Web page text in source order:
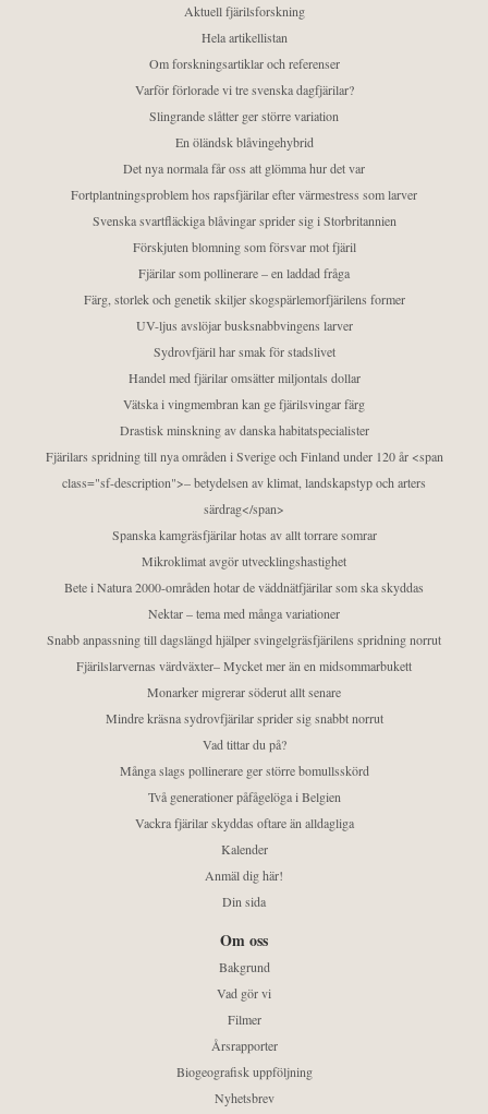
Aktuell fjärilsforskning
Hela artikellistan
Om forskningsartiklar och referenser
Varför förlorade vi tre svenska dagfjärilar?
Slingrande slåtter ger större variation
En öländsk blåvingehybrid
Det nya normala får oss att glömma hur det var
Fortplantningsproblem hos rapsfjärilar efter värmestress som larver
Svenska svartfläckiga blåvingar sprider sig i Storbritannien
Förskjuten blomning som försvar mot fjäril
Fjärilar som pollinerare – en laddad fråga
Färg, storlek och genetik skiljer skogspärlemorfjärilens former
UV-ljus avslöjar busksnabbvingens larver
Sydrovfjäril har smak för stadslivet
Handel med fjärilar omsätter miljontals dollar
Vätska i vingmembran kan ge fjärilsvingar färg
Drastisk minskning av danska habitatspecialister
Fjärilars spridning till nya områden i Sverige och Finland under 120 år <span
class="sf-description">– betydelsen av klimat, landskapstyp och arters
särdrag</span>
Spanska kamgräsfjärilar hotas av allt torrare somrar
Mikroklimat avgör utvecklingshastighet
Bete i Natura 2000-områden hotar de väddnätfjärilar som ska skyddas
Nektar – tema med många variationer
Snabb anpassning till dagslängd hjälper svingelgräsfjärilens spridning norrut
Fjärilslarvernas värdväxter– Mycket mer än en midsommarbukett
Monarker migrerar söderut allt senare
Mindre kräsna sydrovfjärilar sprider sig snabbt norrut
Vad tittar du på?
Många slags pollinerare ger större bomullsskörd
Två generationer påfågelöga i Belgien
Vackra fjärilar skyddas oftare än alldagliga
Kalender
Anmäl dig här!
Din sida
Om oss
Bakgrund
Vad gör vi
Filmer
Årsrapporter
Biogeografisk uppföljning
Nyhetsbrev